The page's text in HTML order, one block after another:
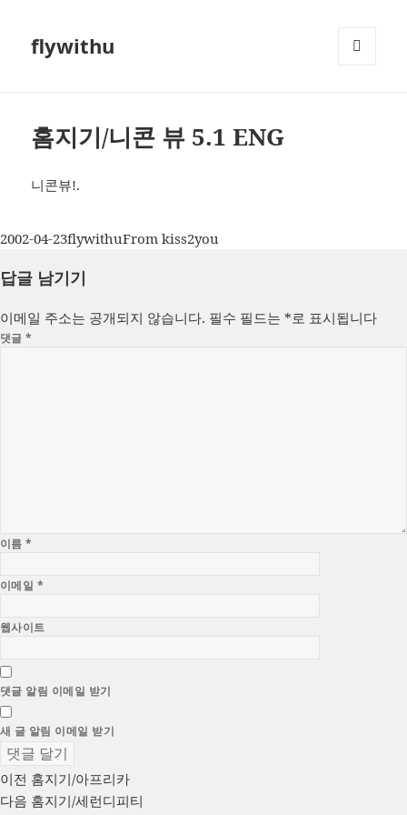
flywithu
홈지기/니콘 뷰 5.1 ENG
니콘뷰!.
작
일
2002-04-23글
이
flywithu카
From kiss2you
답글 남기기
이메일 주소는 공개되지 않습니다. 필수 필드는 *로 표시됩니다
댓글*
이름*
이메일 *
웹사이트
댓글 알림 이메일 받기
새 글 알림 이메일 받기
글
이전 이
전
홈지기/아프리카
다음 다
홈지기/세런디피티